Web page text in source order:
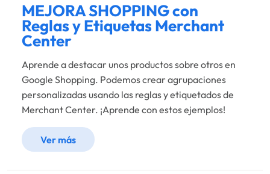
MEJORA SHOPPING con
Reglas y Etiquetas Merchant
Center
Aprende a destacar unos productos sobre otros en
Google Shopping. Podemos crear agrupaciones
personalizadas usando las reglas y etiquetados de
Merchant Center. ¡Aprende con estos ejemplos!
Ver más